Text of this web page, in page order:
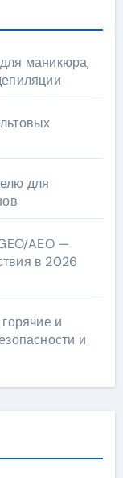
маникюра,
для
AEO —
в 2026
и
и